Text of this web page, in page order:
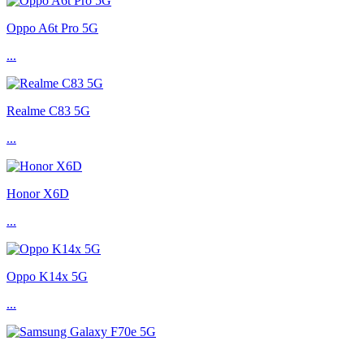
Oppo A6t Pro 5G
...
Realme C83 5G
...
Honor X6D
...
Oppo K14x 5G
...